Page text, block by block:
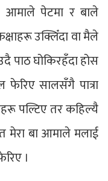
आमाले पेटमा र बाले
उक्लिँदा वा मैले
पाठ घोकिरहँदा होस
फेरिए सालसँगै पात्रा
पल्टिए तर कहिल्यै
मेरा बा आमाले मलाई
।